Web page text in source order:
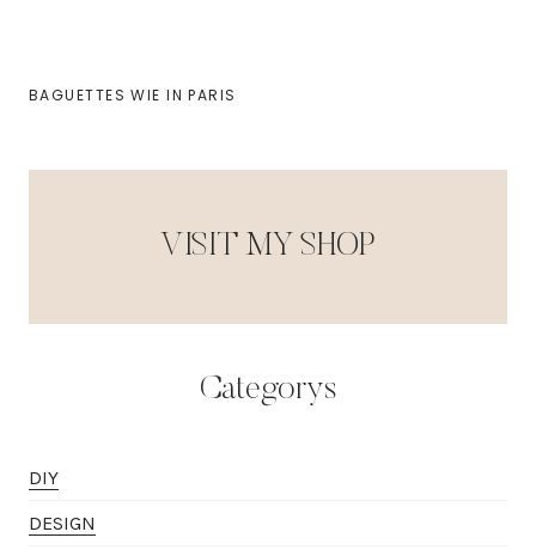
BAGUETTES WIE IN PARIS
VISIT MY SHOP
Categorys
DIY
DESIGN